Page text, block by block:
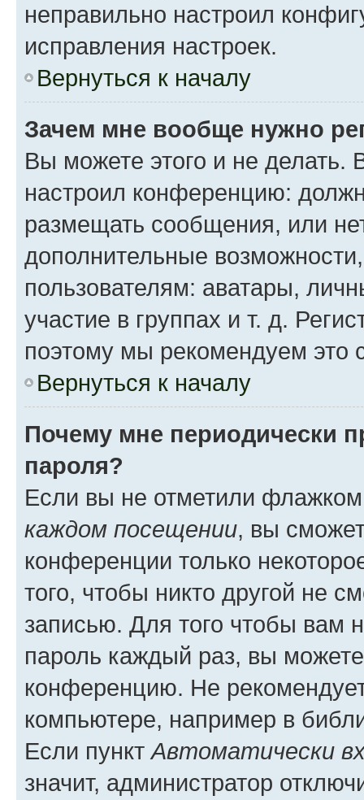
неправильно настроил
исправления настроек.
Вернуться к началу
Зачем мне вообще нужно
Вы можете этого и не делать.
настроил конференцию:
размещать сообщения, или
дополнительные
пользователям: аватары,
участие в группах и т. д.
поэтому мы рекомендуем это
Вернуться к началу
Почему мне периодически
пароля?
Если вы не отметили
каждом посещении, вы
конференции только
того, чтобы никто другой не
записью. Для того чтобы вам
пароль каждый раз, вы
конференцию. Не
компьютере, например в
Если пунктАвтоматически
значит, администратор